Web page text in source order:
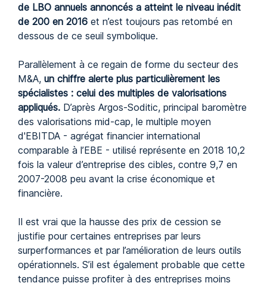
de LBO annuels annoncés a atteint le niveau inédit
de 200 en 2016 et n’est toujours pas retombé en
dessous de ce seuil symbolique.
Parallèlement à ce regain de forme du secteur des
M&A, un chiffre alerte plus particulièrement les
spécialistes : celui des multiples de valorisations
appliqués. D’après Argos-Soditic, principal baromètre
des valorisations mid-cap, le multiple moyen
d'EBITDA - agrégat financier international
comparable à l’EBE - utilisé représente en 2018 10,2
fois la valeur d’entreprise des cibles, contre 9,7 en
2007-2008 peu avant la crise économique et
financière.
Il est vrai que la hausse des prix de cession se
justifie pour certaines entreprises par leurs
surperformances et par l’amélioration de leurs outils
opérationnels. S’il est également probable que cette
tendance puisse profiter à des entreprises moins